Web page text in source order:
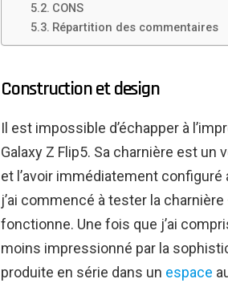
CONS
Répartition des commentaires
Construction et design
Il est impossible d’échapper à
Galaxy Z Flip5. Sa charnière est un
et l’avoir immédiatement
j’ai commencé à tester la
fonctionne. Une fois que j’ai
moins impressionné par la
produite en série dans un espace